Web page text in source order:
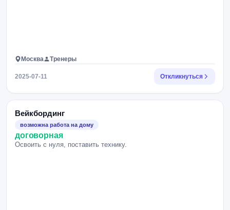
Москва Тренеры
2025-07-11 Откликнуться
Вейкбординг
возможна работа на дому
договорная
Освоить с нуля, поставить технику.